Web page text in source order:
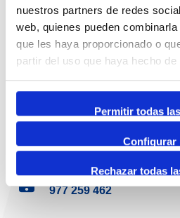
nuestros partners de redes
web, quienes pueden
que les haya proporcionado o
partir del uso que haya hecho
Permitir todas
Configurar
Rechazar todas
Contact number
977 259 400
Emergency
Customer service
Contact phone
977 259 462